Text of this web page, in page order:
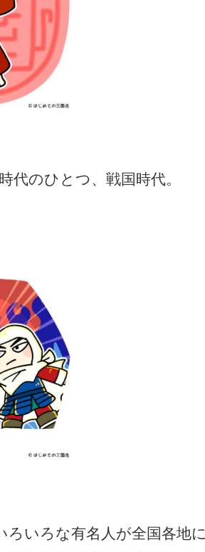
のひとつ、戦国時代。
ろいろな有名人が全国各地に